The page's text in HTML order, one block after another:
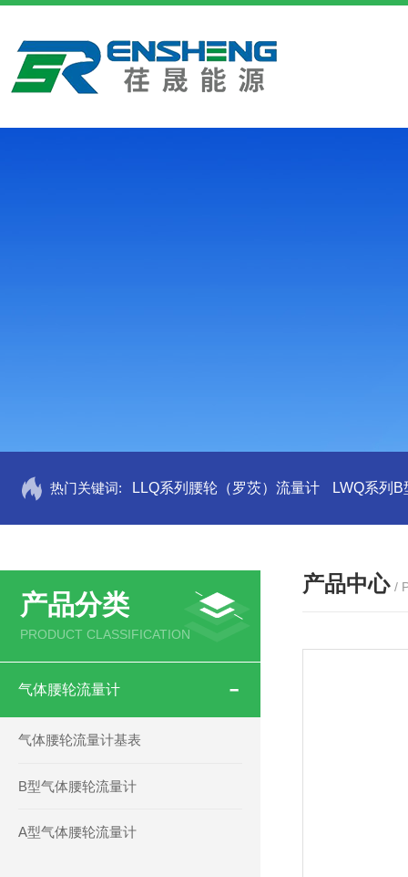
热门关键词: LLQ系列腰轮（罗茨）流量计 LWQ系列
产品分类
PRODUCT CLASSIFICATION
气体腰轮流量计
气体腰轮流量计基表
B型气体腰轮流量计
A型气体腰轮流量计
产品中心 /